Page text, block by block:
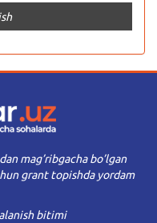
mag’ribgacha bo’lgan
grant topishda yordam
bitimi